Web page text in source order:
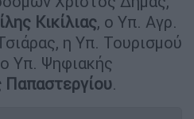
Κικίλιας, ο Υπ. Αγρ.
η Υπ. Τουρισμού
Υπ. Ψηφιακής
Παπαστεργίου.